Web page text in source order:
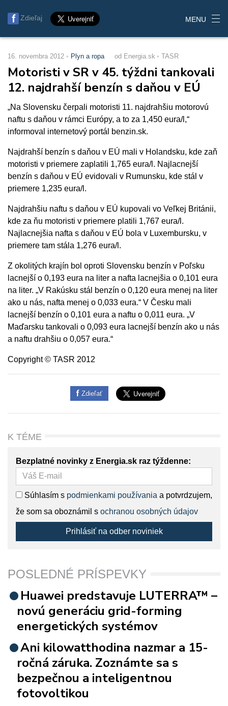
Zdieľaj MENU
16. novembra 2012 Plyn a ropa od Energia.sk TASR
Motoristi v SR v 45. týždni tankovali
12. najdrahší benzín s daňou v EÚ
„Na Slovensku čerpali motoristi 11. najdrahšiu motorovú
naftu s daňou v rámci Európy, a to za 1,450 eura/l,“
informoval internetový portál benzin.sk.
Najdrahší benzín s daňou v EÚ mali v Holandsku, kde zaň
motoristi v priemere zaplatili 1,765 eura/l. Najlacnejší
benzín s daňou v EÚ evidovali v Rumunsku, kde stál v
priemere 1,235 eura/l.
Najdrahšiu naftu s daňou v EÚ kupovali vo Veľkej Británii,
kde za ňu motoristi v priemere platili 1,767 eura/l.
Najlacnejšia nafta s daňou v EÚ bola v Luxembursku, v
priemere tam stála 1,276 eura/l.
Z okolitých krajín bol oproti Slovensku benzín v Poľsku
lacnejší o 0,193 eura na liter a nafta lacnejšia o 0,101 eura
na liter. „V Rakúsku stál benzín o 0,120 eura menej na liter
ako u nás, nafta menej o 0,033 eura.“ V Česku mali
lacnejší benzín o 0,101 eura a naftu o 0,011 eura. „V
Maďarsku tankovali o 0,093 eura lacnejší benzín ako u nás
a naftu drahšiu o 0,057 eura.“
Copyright © TASR 2012
Zdieľať
K TÉME
Bezplatné novinky z Energia.sk raz týždenne:
Súhlasím s podmienkami používania a potvrdzujem,
že som sa oboznámil s ochranou osobných údajov
Prihlásiť na odber noviniek
POSLEDNÉ PRÍSPEVKY
Huawei predstavuje LUTERRA™ –
novú generáciu grid-forming
energetických systémov
Ani kilowatthodina nazmar a 15-
ročná záruka. Zoznámte sa s
bezpečnou a inteligentnou
fotovoltikou